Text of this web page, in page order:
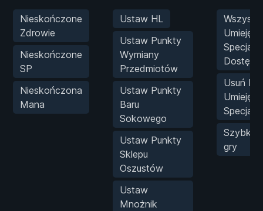
Nieskończone
Zdrowie
Nieskończone
SP
Nieskończona
Mana
Ustaw HL
Ustaw Punkty
Wymiany
Przedmiotów
Ustaw Punkty
Baru
Sokowego
Ustaw Punkty
Sklepu
Oszustów
Ustaw
Mnożnik
Usuń
gry